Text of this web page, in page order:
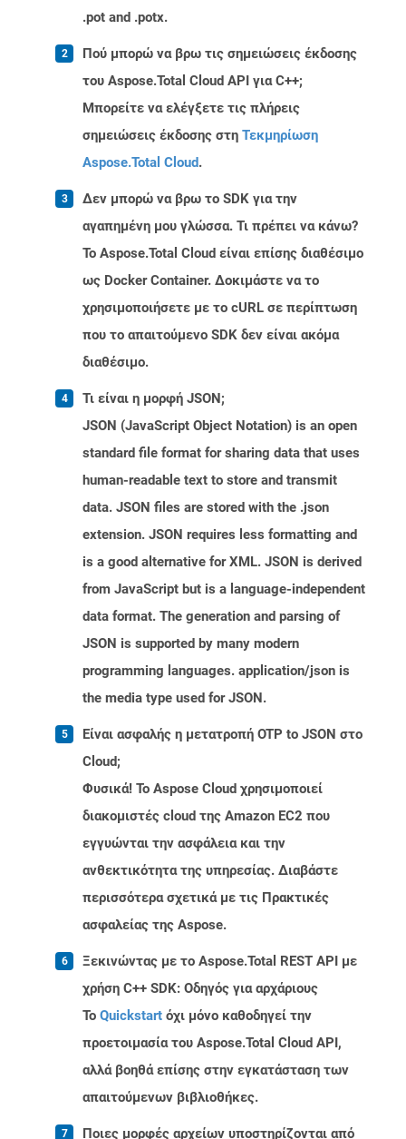
.pot and .potx.
Πού μπορώ να βρω τις σημειώσεις έκδοσης
του Aspose.Total Cloud API για C++;
Μπορείτε να ελέγξετε τις πλήρεις
σημειώσεις έκδοσης στη Τεκμηρίωση
Aspose.Total Cloud.
Δεν μπορώ να βρω το SDK για την
αγαπημένη μου γλώσσα. Τι πρέπει να κάνω?
Το Aspose.Total Cloud είναι επίσης διαθέσιμο
ως Docker Container. Δοκιμάστε να το
χρησιμοποιήσετε με το cURL σε περίπτωση
που το απαιτούμενο SDK δεν είναι ακόμα
διαθέσιμο.
Τι είναι η μορφή JSON;
JSON (JavaScript Object Notation) is an open
standard file format for sharing data that uses
human-readable text to store and transmit
data. JSON files are stored with the .json
extension. JSON requires less formatting and
is a good alternative for XML. JSON is derived
from JavaScript but is a language-independent
data format. The generation and parsing of
JSON is supported by many modern
programming languages. application/json is
the media type used for JSON.
Είναι ασφαλής η μετατροπή OTP to JSON στο
Cloud;
Φυσικά! Το Aspose Cloud χρησιμοποιεί
διακομιστές cloud της Amazon EC2 που
εγγυώνται την ασφάλεια και την
ανθεκτικότητα της υπηρεσίας. Διαβάστε
περισσότερα σχετικά με τις Πρακτικές
ασφαλείας της Aspose.
Ξεκινώντας με το Aspose.Total REST API με
χρήση C++ SDK: Οδηγός για αρχάριους
Το Quickstart όχι μόνο καθοδηγεί την
προετοιμασία του Aspose.Total Cloud API,
αλλά βοηθά επίσης στην εγκατάσταση των
απαιτούμενων βιβλιοθήκες.
Ποιες μορφές αρχείων υποστηρίζονται από